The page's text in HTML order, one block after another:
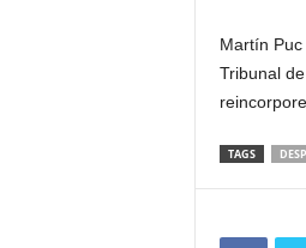
Martín
Tribunal
TAGS